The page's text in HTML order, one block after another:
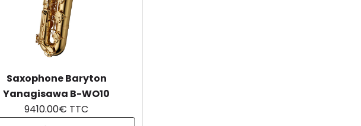
Saxophone Baryton
Yanagisawa B-WO10
9410.00€ TTC